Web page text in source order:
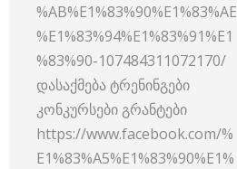
%AB%E1%83%90%E1%83%AE
%E1%83%94%E1%83%91%E1
%83%90-107484311072170/
დასაქმება ტრენინგები
კონკურსები გრანტები
https://www.facebook.com/%
E1%83%A5%E1%83%90%E1%